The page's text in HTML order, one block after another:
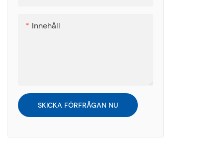
Innehåll
SKICKA FÖRFRÅGAN NU